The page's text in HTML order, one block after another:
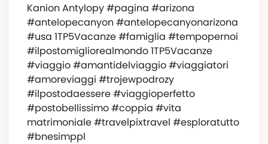
Kanion Antylopy #pagina #arizona
#antelopecanyon #antelopecanyonarizona
#usa 1TP5Vacanze #famiglia #tempopernoi
#ilpostomigliorealmondo 1TP5Vacanze
#viaggio #amantidelviaggio #viaggiatori
#amoreviaggi #trojewpodrozy
#ilpostodaessere #viaggioperfetto
#postobellissimo #coppia #vita
matrimoniale #travelpixtravel #esploratutto
#bnesimppl